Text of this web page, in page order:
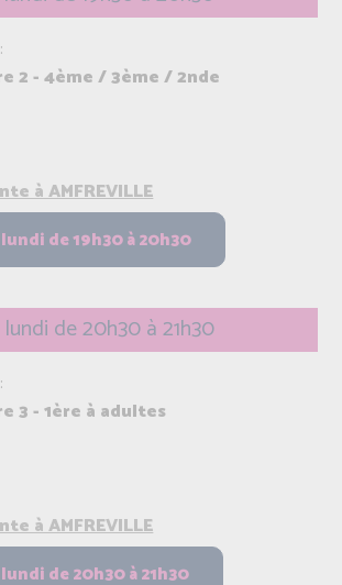
2 - 4ème / 3ème / 2nde
à AMFREVILLE
lundi de 20h30 à 21h30
3 - 1ère à adultes
à AMFREVILLE